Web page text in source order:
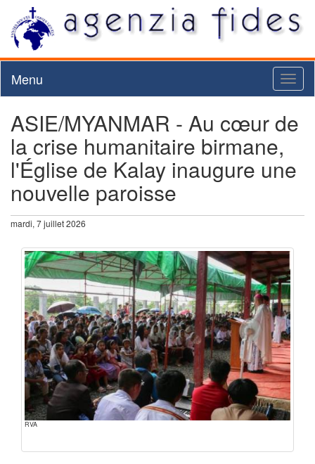
Menu
ASIE/MYANMAR - Au cœur de
la crise humanitaire birmane,
l'Église de Kalay inaugure une
nouvelle paroisse
mardi, 7 juillet 2026
RVA